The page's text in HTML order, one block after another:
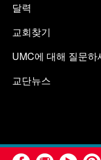
달력
교회찾기
UMC에 대해 질문하
교단뉴스